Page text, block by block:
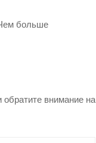
больше
обратите внимание на